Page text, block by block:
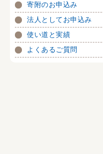
寄附のお申込み
法人としてお申込み
使い道と実績
よくあるご質問